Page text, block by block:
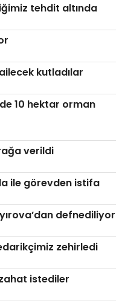
tehdit altında
kutladılar
10 hektar orman
verildi
ile görevden istifa
defnediliyor
zehirledi
istediler